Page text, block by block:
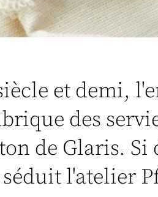
et demi,
des
de Glaris. Si
l'atelier